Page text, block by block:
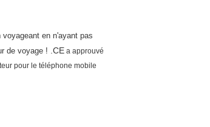
en n'ayant pas
de voyage ! .CE a approuvé
pour le téléphone mobile